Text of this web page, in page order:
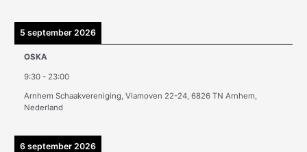
5 september 2026
OSKA
9:30 - 23:00
Arnhem Schaakvereniging, Vlamoven 22-24, 6826 TN Arnhem,
Nederland
6 september 2026